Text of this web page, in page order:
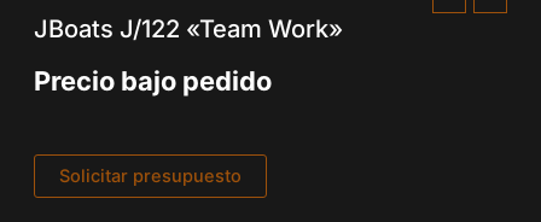
JBoats J/122 «Team Work»
Precio bajo pedido
Solicitar presupuesto